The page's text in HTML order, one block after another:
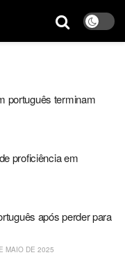
português terminam
proficiência em
após perder para
MAIO DE 2025